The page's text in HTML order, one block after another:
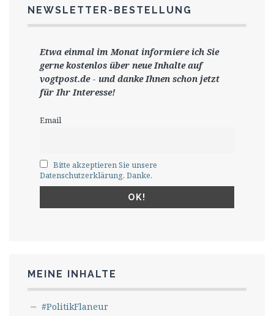
NEWSLETTER-BESTELLUNG
Etwa einmal im Monat informiere ich Sie
gernekostenlos über neue Inhalte auf
vogtpost.de- und danke Ihnen schon jetzt
für Ihr Interesse!
Email
Bitte akzeptieren Sie unsere
Datenschutzerklärung. Danke.
MEINE INHALTE
#PolitikFlaneur